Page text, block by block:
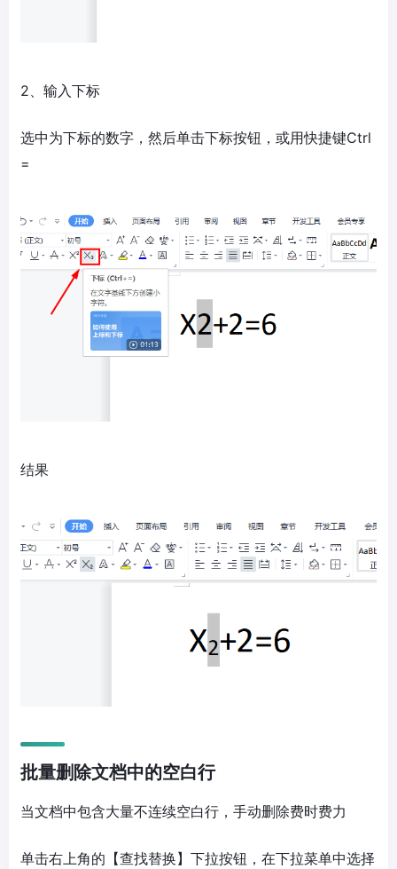
2、输入下标
选中为下标的数字，然后单击下标按钮，或用快捷键Ctrl
=
结果
批量删除文档中的空白行
当文档中包含大量不连续空白行，手动删除费时费力
单击右上角的【查找替换】下拉按钮，在下拉菜单中选择